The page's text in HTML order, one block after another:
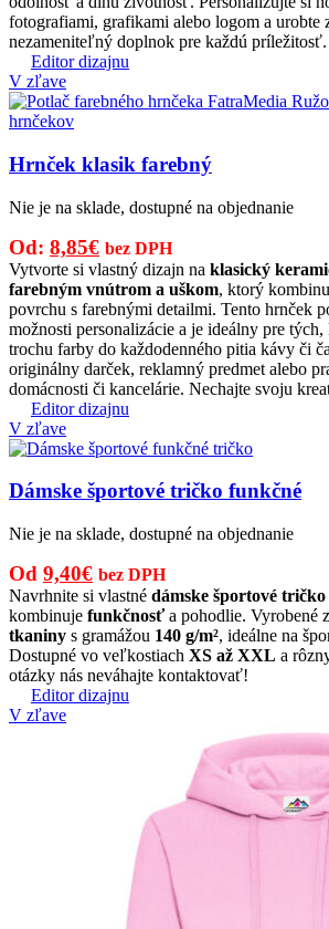
fotografiami, grafikami alebo logom a urobte
nezameniteľný doplnok pre každú príležitosť.
Editor dizajnu
V zľave
Hrnček klasik farebný
Nie je na sklade, dostupné na objednanie
Od: Pôvodná
cena
bola:
12,00€.
8,85€Aktuálna
cena
je:
8,85€.
bez DPH
Vytvorte si vlastný dizajn na klasický
farebným vnútrom a uškom, ktorý
povrchu s farebnými detailmi. Tento hrnček
možnosti personalizácie a je ideálny pre
trochu farby do každodenného pitia kávy či
originálny darček, reklamný predmet alebo
domácnosti či kancelárie. Nechajte svoju
Editor dizajnu
V zľave
Dámske športové tričko funkčné
Nie je na sklade, dostupné na objednanie
Od Pôvodná
cena
bola:
13,50€.
9,40€Aktuálna
cena
je:
9,40€.
bez DPH
Navrhnite si vlastné dámske športové tričko
kombinuje funkčnosťa pohodlie. Vyrobené z
tkaniny s gramážou 140 g/m², ideálne na
Dostupné vo veľkostiach XS až XXL a
otázky nás neváhajte kontaktovať!
Editor dizajnu
V zľave